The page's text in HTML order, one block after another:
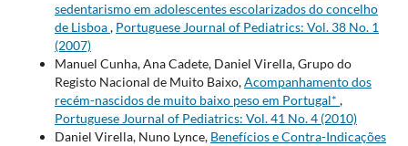
sedentarismo em adolescentes escolarizados do concelho
de Lisboa, Portuguese Journal of Pediatrics: Vol. 38 No. 1
(2007)
Manuel Cunha, Ana Cadete, Daniel Virella, Grupo do
Registo Nacional de Muito Baixo,Acompanhamento dos
recém-nascidos de muito baixo peso em Portugal* ,
Portuguese Journal of Pediatrics: Vol. 41 No. 4 (2010)
Daniel Virella, Nuno Lynce, Benefícios e Contra-Indicações